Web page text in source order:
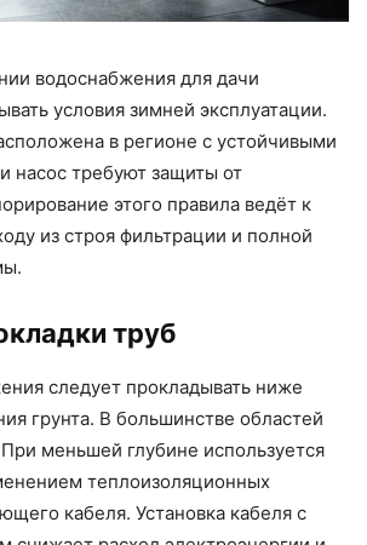
водоснабжения для дачи
условия зимней эксплуатации.
в регионе с устойчивыми
насос требуют защиты от
этого правила ведёт к
из строя фильтрации и полной
труб
следует прокладывать ниже
грунта. В большинстве областей
При меньшей глубине используется
теплоизоляционных
кабеля. Установка кабеля с